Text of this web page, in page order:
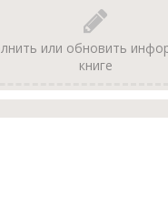
или обновить
книге